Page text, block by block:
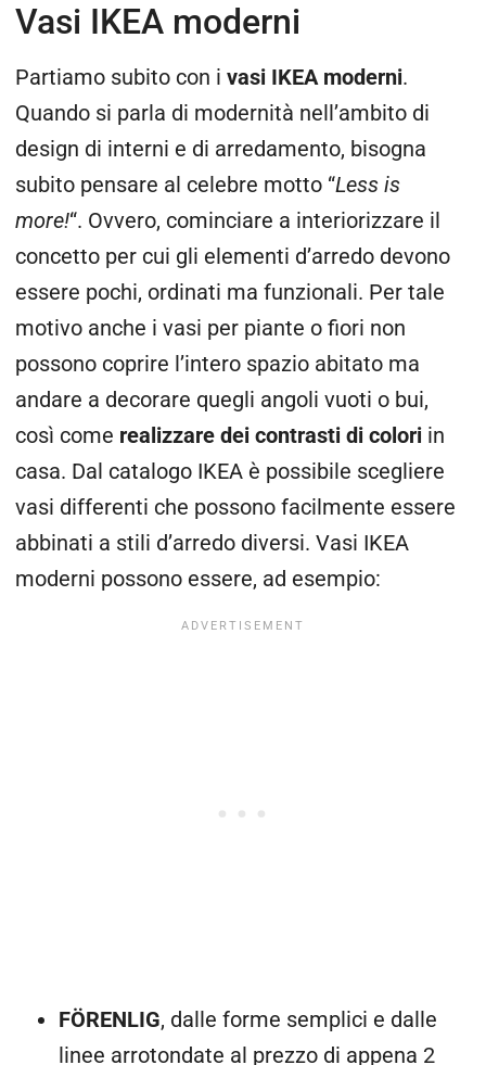
Vasi IKEA moderni
Partiamo subito con i vasi IKEA moderni.
Quando si parla di modernità nell’ambito di
design di interni e di arredamento, bisogna
subito pensare al celebre motto “Less is
more!“. Ovvero, cominciare a interiorizzare il
concetto per cui gli elementi d’arredo devono
essere pochi, ordinati ma funzionali. Per tale
motivo anche i vasi per piante o fiori non
possono coprire l’intero spazio abitato ma
andare a decorare quegli angoli vuoti o bui,
così come realizzare dei contrasti di colori in
casa. Dal catalogo IKEA è possibile scegliere
vasi differenti che possono facilmente essere
abbinati a stili d’arredo diversi. Vasi IKEA
moderni possono essere, ad esempio:
FÖRENLIG, dalle forme semplici e dalle
linee arrotondate al prezzo di appena 2